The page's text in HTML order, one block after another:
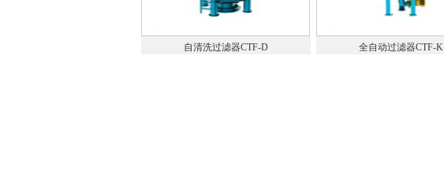
自清洗过滤器CTF-D 全自动过滤器CTF-K